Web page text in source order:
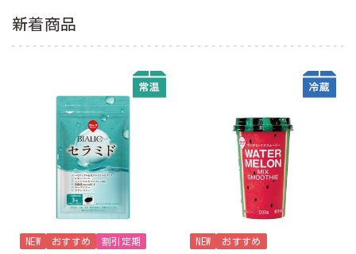
新着商品
NEW おすすめ 割引定期 NEW おすすめ